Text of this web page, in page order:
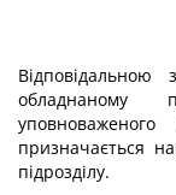
обладнаному
призначається
підрозділу.